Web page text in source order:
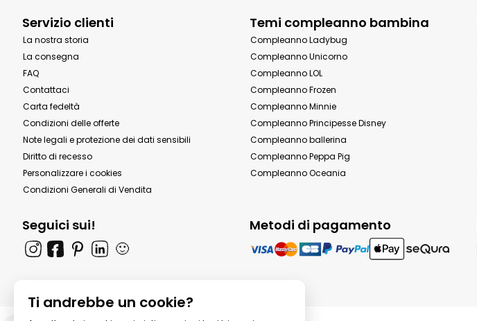
Servizio clienti
La nostra storia
La consegna
FAQ
Contattaci
Carta fedeltà
Condizioni delle offerte
Note legali e protezione dei dati sensibili
Diritto di recesso
Personalizzare i cookies
Condizioni Generali di Vendita
Temi compleanno bambina
Compleanno Ladybug
Compleanno Unicorno
Compleanno LOL
Compleanno Frozen
Compleanno Minnie
Compleanno Principesse Disney
Compleanno ballerina
Compleanno Peppa Pig
Compleanno Oceania
Seguici sui!
🙂
Metodi di pagamento
Ti andrebbe un cookie?